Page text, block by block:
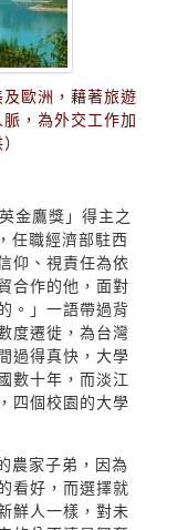
歐洲，藉著旅遊
，為外交工作加
金鷹獎」得主之
任職經濟部駐西
仰、視責任為依
合作的他，面對
。」一語帶過背
度遷徙，為台灣
過得真快，大學
數十年，而淡江
四個校園的大學
農家子弟，因為
看好，而選擇就
鮮人一樣，對未